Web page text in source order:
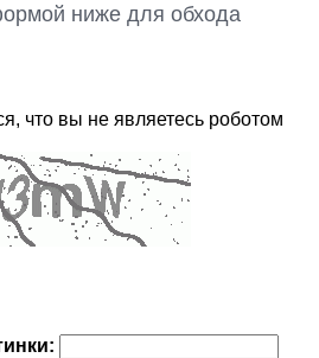
ниже для обхода
что вы не являетесь роботом